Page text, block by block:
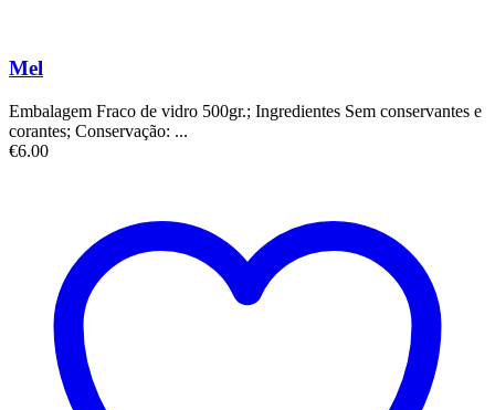
Mel
Embalagem Fraco de vidro 500gr.; Ingredientes Sem conservantes e
corantes; Conservação: ...
€6.00